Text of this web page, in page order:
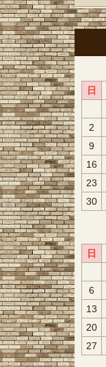
日
2
9
16
23
30
日
6
13
20
27